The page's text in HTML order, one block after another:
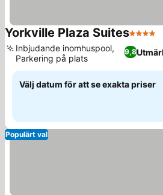
Yorkville Plaza Suites4
9,8
Inbjudande inomhuspool,
Parkering på plats
Välj datum för att se exakta priser
Populärt val